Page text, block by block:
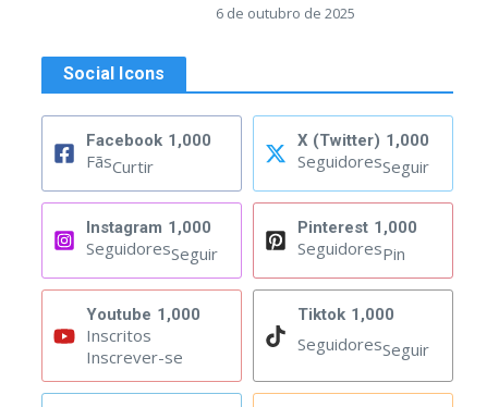
6 de outubro de 2025
Social Icons
Facebook 1,000
FãsCurtir
X (Twitter) 1,000
SeguidoresSeguir
Instagram 1,000
SeguidoresSeguir
Pinterest 1,000
SeguidoresPin
Youtube 1,000
Inscritos
Inscrever-se
Tiktok 1,000
SeguidoresSeguir